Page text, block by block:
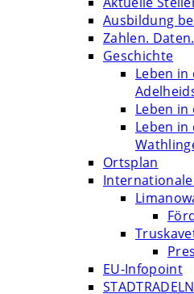
Ausbildung
Zahlen.
Geschichte
Leben in
Leben in
Leben in
Ortsplan
EU-Infopoint